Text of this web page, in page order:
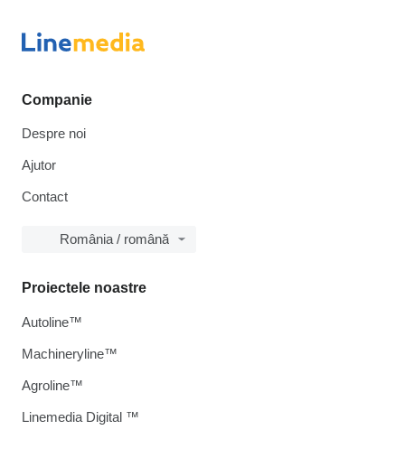
Companie
Despre noi
Ajutor
Contact
România / română
Proiectele noastre
Autoline™
Machineryline™
Agroline™
Linemedia Digital ™